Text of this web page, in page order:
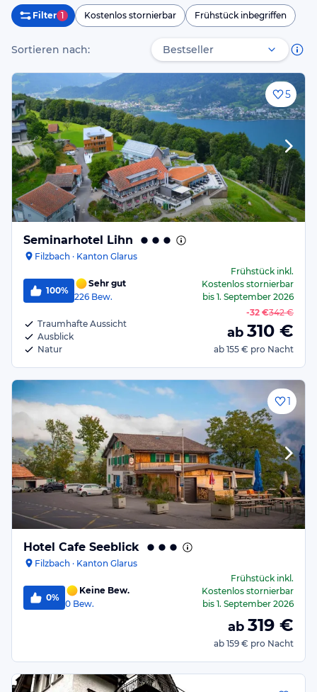
Filter 1 Kostenlos stornierbar Frühstück inbegriffen
Sortieren nach:
5
Seminarhotel Lihn
Filzbach · Kanton Glarus
100%
Sehr gut
226 Bew.
Traumhafte Aussicht
Ausblick
Natur
Frühstückinkl.
Kostenlos stornierbar
bis 1. September 2026
-32 €342 €
ab 310 €
ab 155 € pro Nacht
1
Hotel Cafe Seeblick
Filzbach · Kanton Glarus
0%
Keine Bew.
0 Bew.
Frühstückinkl.
Kostenlos stornierbar
bis 1. September 2026
ab 319 €
ab 159 € pro Nacht